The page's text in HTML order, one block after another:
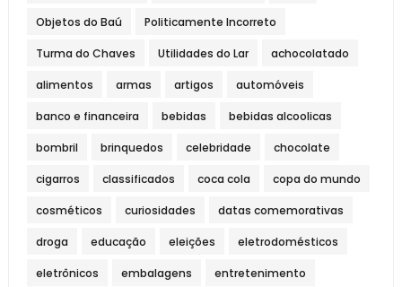
Objetos do Baú Politicamente Incorreto
Turma do Chaves Utilidades do Lar achocolatado
alimentos armas artigos automóveis
banco e financeira bebidas bebidas alcoolicas
bombril brinquedos celebridade chocolate
cigarros classificados coca cola copa do mundo
cosméticos curiosidades datas comemorativas
droga educação eleições eletrodomésticos
eletrônicos embalagens entretenimento